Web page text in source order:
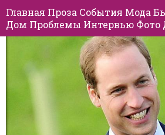
Главная Проза События Мода
Дом Проблемы Интервью Фото